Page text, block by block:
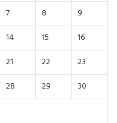
7 8
9
14 15
16
21 22
23
28 29
30